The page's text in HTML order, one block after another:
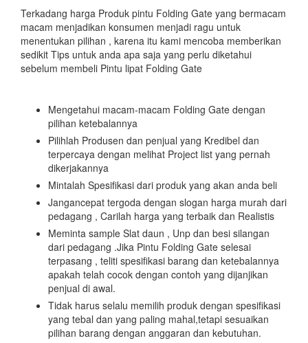
Terkadang harga Produk pintu Folding Gate yang bermacam
macam menjadikan konsumen menjadi ragu untuk
menentukan pilihan , karena itu kami mencoba memberikan
sedikit Tips untuk anda apa saja yang perlu diketahui
sebelum membeli Pintu lipat Folding Gate
Mengetahui macam-macam Folding Gate dengan
pilihan ketebalannya
Pilihlah Produsen dan penjual yang Kredibel dan
terpercaya dengan melihat Project list yang pernah
dikerjakannya
Mintalah Spesifikasi dari produk yang akan anda beli
Jangancepat tergoda dengan slogan harga murah dari
pedagang , Carilah harga yang terbaik dan Realistis
Meminta sample Slat daun , Unp dan besi silangan
dari pedagang .Jika Pintu Folding Gate selesai
terpasang , teliti spesifikasi barang dan ketebalannya
apakah telah cocok dengan contoh yang dijanjikan
penjual di awal.
Tidak harus selalu memilih produk dengan spesifikasi
yang tebal dan yang paling mahal,tetapi sesuaikan
pilihan barang dengan anggaran dan kebutuhan.